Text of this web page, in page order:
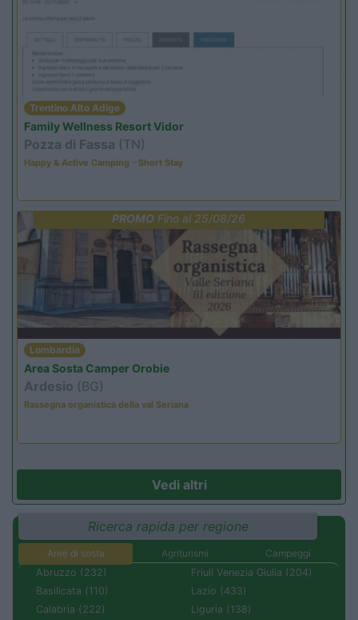
Trentino Alto Adige
Family Wellness Resort Vidor
Pozza di Fassa (TN)
Happy & Active Camping - Short Stay
PROMO Fino al 25/08/26
Lombardia
Area Sosta Camper Orobie
Ardesio (BG)
Rassegna organistica della val Seriana
Vedi altri
Ricerca rapida per regione
Aree di sosta Agriturismi
Campeggi
Abruzzo (232)
Basilicata (110)
Calabria (222)
Friuli Venezia Giulia (204)
Lazio (433)
Liguria (138)